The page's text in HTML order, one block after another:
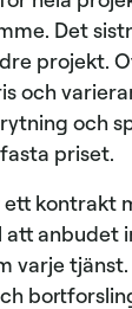
Det
projekt.
och
och
priset.
ett kontrakt
anbudet
varje